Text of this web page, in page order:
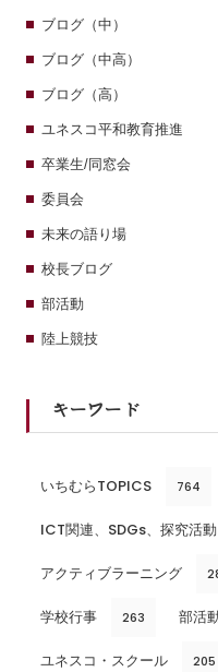
ブログ（中）
ブログ（中高）
ブログ（高）
ユネスコ平和教育推進
卒業生/同窓会
委員会
未来の語り場
校長ブログ
部活動
陸上競技
キーワード
いちむらTOPICS 764
ICT関連、SDGs、探究活
アクティブラーニング
学校行事 263 部活
ユネスコ・スクール 205